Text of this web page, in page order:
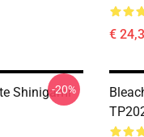
€
Shinigami
-20%